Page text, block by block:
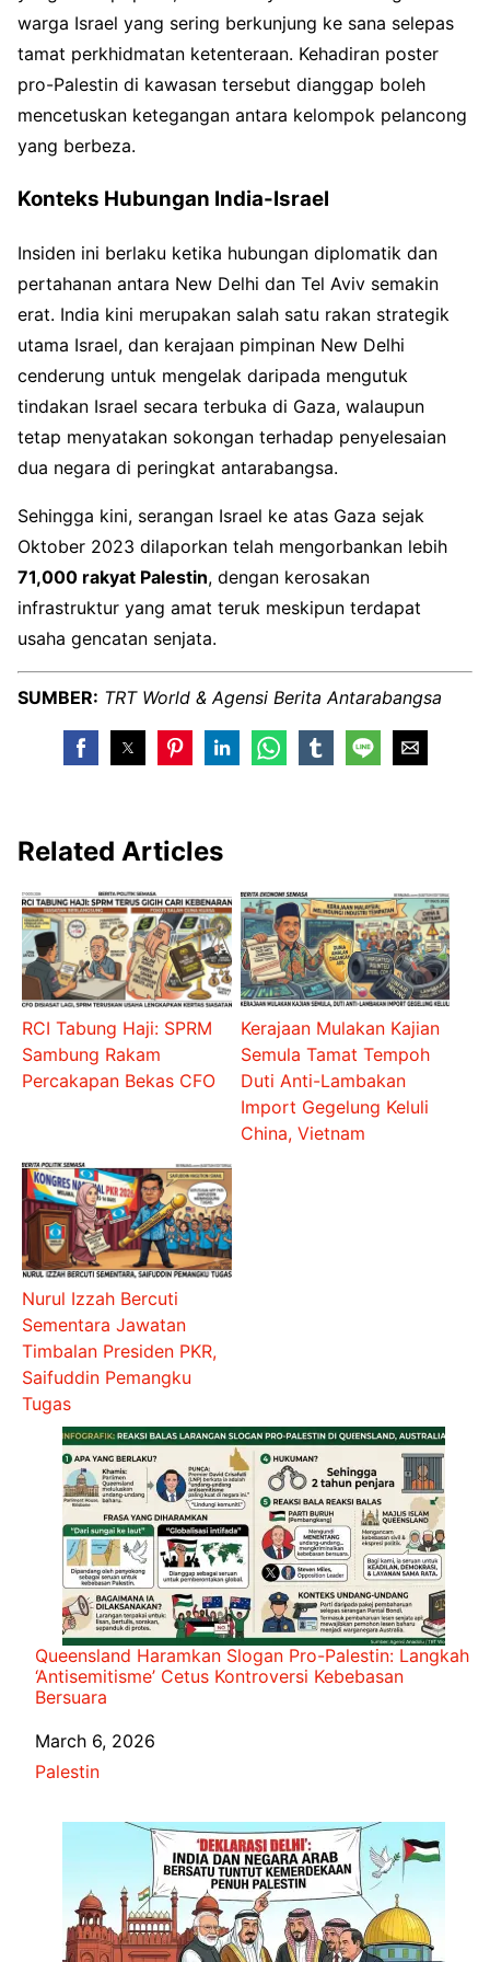
warga Israel yang sering berkunjung ke sana selepas
tamat perkhidmatan ketenteraan. Kehadiran poster
pro-Palestin di kawasan tersebut dianggap boleh
mencetuskan ketegangan antara kelompok pelancong
yang berbeza.
Konteks Hubungan India-Israel
Insiden ini berlaku ketika hubungan diplomatik dan
pertahanan antara New Delhi dan Tel Aviv semakin
erat. India kini merupakan salah satu rakan strategik
utama Israel, dan kerajaan pimpinan New Delhi
cenderung untuk mengelak daripada mengutuk
tindakan Israel secara terbuka di Gaza, walaupun
tetap menyatakan sokongan terhadap penyelesaian
dua negara di peringkat antarabangsa.
Sehingga kini, serangan Israel ke atas Gaza sejak
Oktober 2023 dilaporkan telah mengorbankan lebih
71,000 rakyat Palestin, dengan kerosakan
infrastruktur yang amat teruk meskipun terdapat
usaha gencatan senjata.
SUMBER: TRT World & Agensi Berita Antarabangsa
Related Articles
RCI Tabung Haji: SPRM
Sambung Rakam
Percakapan Bekas CFO
Kerajaan Mulakan Kajian
Semula Tamat Tempoh
Duti Anti-Lambakan
Import Gegelung Keluli
China, Vietnam
Nurul Izzah Bercuti
Sementara Jawatan
Timbalan Presiden PKR,
Saifuddin Pemangku
Tugas
Queensland Haramkan Slogan Pro-Palestin: Langkah
‘Antisemitisme’ Cetus Kontroversi Kebebasan
Bersuara
Date
March 6, 2026
In relation to
Palestin